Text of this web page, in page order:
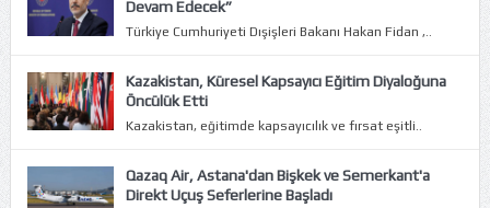
Devam Edecek”
Türkiye Cumhuriyeti Dışişleri Bakanı Hakan Fidan ,..
Kazakistan, Küresel Kapsayıcı Eğitim Diyaloğuna
Öncülük Etti
Kazakistan, eğitimde kapsayıcılık ve fırsat eşitli..
Qazaq Air, Astana'dan Bişkek ve Semerkant'a
Direkt Uçuş Seferlerine Başladı